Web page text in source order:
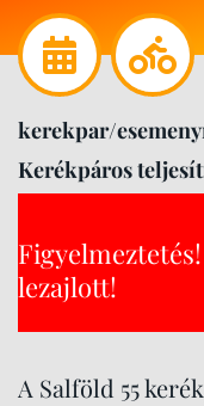
kerekpar/
Kerékpáros
lezajlott!
A Salföld 55